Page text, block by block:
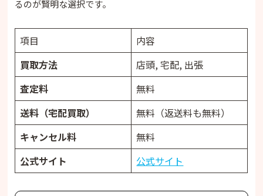
るのが賢明な選択です。
項目
内容
買取方法
店頭, 宅配, 出張
査定料
無料
送料（宅配買取）
無料（返送料も無料）
キャンセル料
無料
公式サイト
公式サイト